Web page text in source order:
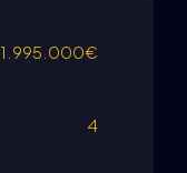
1.995.000€
4